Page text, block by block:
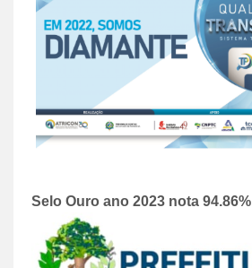
Selo Ouro ano 2023 nota 94.86%